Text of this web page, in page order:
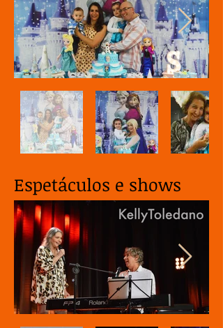
Espetáculos e shows